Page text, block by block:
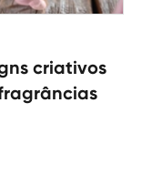
criativos